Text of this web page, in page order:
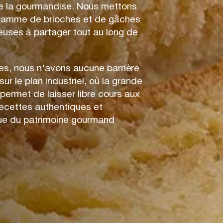
la gourmandise. Nous mettons
de brioches et de gâches
à partager tout au long de
nous n’avons aucune barrière
le plan industriel, où la grande
de laisser libre cours aux
authentiques et
du patrimoine gourmand